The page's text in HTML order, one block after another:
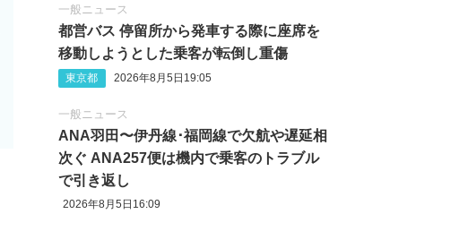
一般ニュース
都営バス 停留所から発車する際に座席を
移動しようとした乗客が転倒し重傷
東京都 2026年8月5日19:05
一般ニュース
ANA羽田〜伊丹線･福岡線で欠航や遅延相
次ぐ ANA257便は機内で乗客のトラブル
で引き返し
2026年8月5日16:09